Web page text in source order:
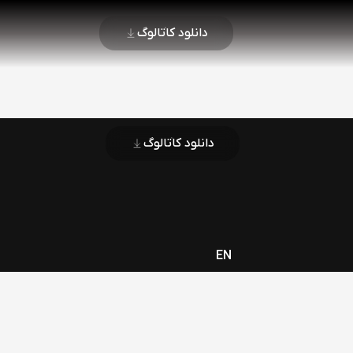
دانلود کاتالوگ
دانلود کاتالوگ
EN